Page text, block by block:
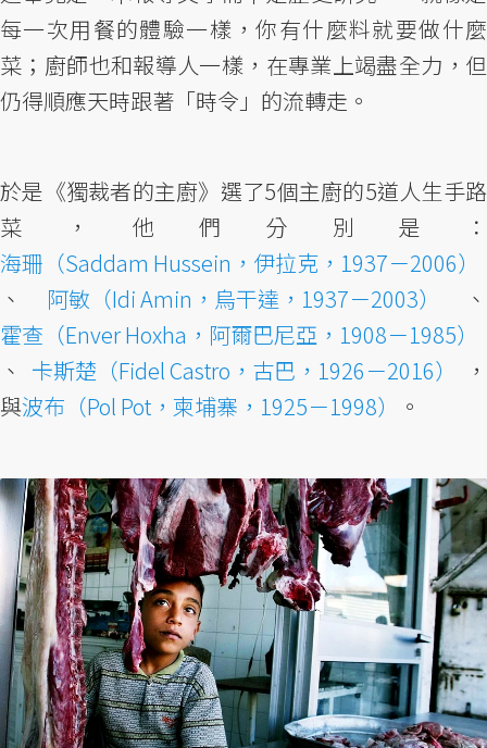
每一次用餐的體驗一樣，你有什麼料就要做什麼
菜；廚師也和報導人一樣，在專業上竭盡全力，但
仍得順應天時跟著「時令」的流轉走。
於是《獨裁者的主廚》選了5個主廚的5道人生手路
菜，他們分別是：
海珊（Saddam Hussein，伊拉克，1937－2006）
、 阿敏（Idi Amin，烏干達，1937－2003）
、
霍查（Enver Hoxha，阿爾巴尼亞，1908－1985）
、 卡斯楚（Fidel Castro，古巴，1926－2016）
，
與波布（Pol Pot，柬埔寨，1925－1998） 。